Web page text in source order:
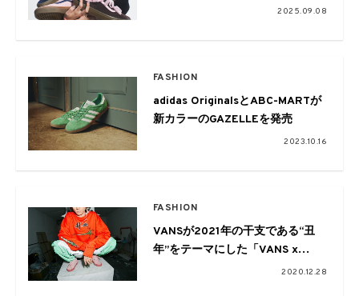
ヒロ・チッチを起用したビジュア
2025.09.08
FASHION
adidas OriginalsとABC-MARTが
新カラーのGAZELLEを発売
2023.10.16
FASHION
VANSが2021年の干支である“丑
年”をテーマにした「VANS x
THEY ARE」THE YEAR OF OXコ
2020.12.28